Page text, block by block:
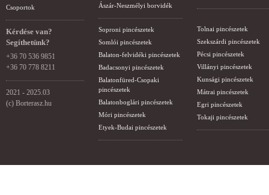
Csoportok
Kérdése van?
Segíthetünk?
+36 70 536 9851
+36 70 778 8211
2021 - 2025.03
(c) Borterasz.hu
Ászár-Neszmélyi borvidék
Soproni pincészetek
Somlói pincészetek
Balaton-felvidéki pincészetek
Badacsonyi pincészetek
Balatonfüred-Csopaki
pincészetek
Balatonboglári pincészetek
Móri pincészetek
Etyek-Budai pincészetek
Tolnai pincészetek
Szekszárdi pincészetek
Pécsi pincészetek
Villányi pincészetek
Kunsági pincészetek
Mátrai pincészetek
Egri pincészetek
Tokaji pincészetek